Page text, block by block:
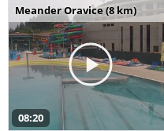
Meander Oravice (8 km)
08:20